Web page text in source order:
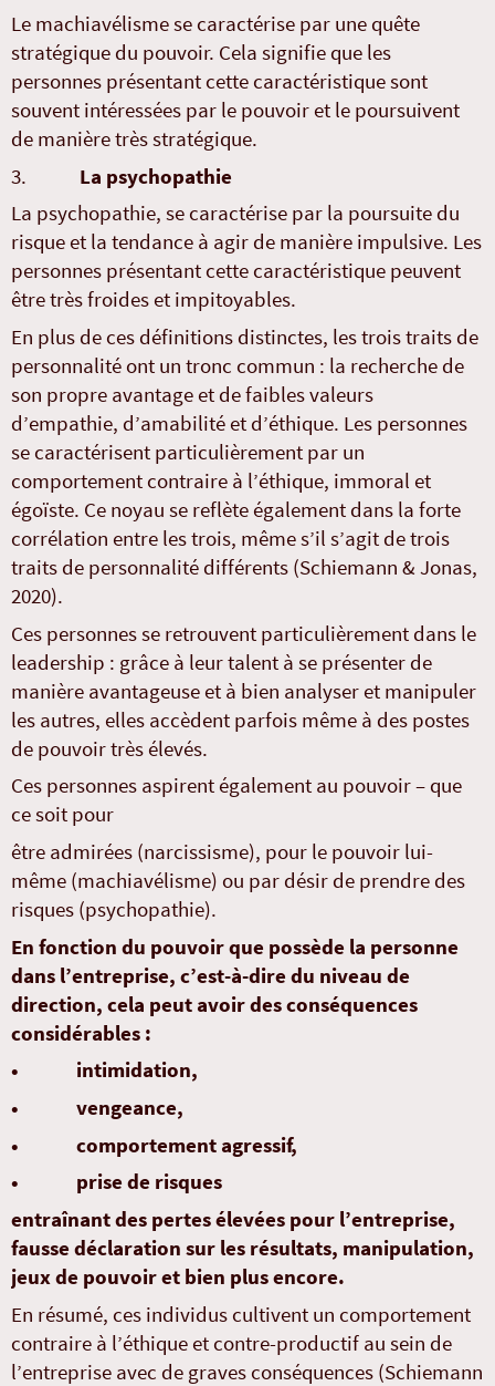
Le machiavélisme se caractérise par une quête
stratégique du pouvoir. Cela signifie que les
personnes présentant cette caractéristique sont
souvent intéressées par le pouvoir et le poursuivent
de manière très stratégique.
3. La psychopathie
La psychopathie, se caractérise par la poursuite du
risque et la tendance à agir de manière impulsive. Les
personnes présentant cette caractéristique peuvent
être très froides et impitoyables.
En plus de ces définitions distinctes, les trois traits de
personnalité ont un tronc commun : la recherche de
son propre avantage et de faibles valeurs
d’empathie, d’amabilité et d’éthique. Les personnes
se caractérisent particulièrement par un
comportement contraire à l’éthique, immoral et
égoïste. Ce noyau se reflète également dans la forte
corrélation entre les trois, même s’il s’agit de trois
traits de personnalité différents (Schiemann & Jonas,
2020).
Ces personnes se retrouvent particulièrement dans le
leadership : grâce à leur talent à se présenter de
manière avantageuse et à bien analyser et manipuler
les autres, elles accèdent parfois même à des postes
de pouvoir très élevés.
Ces personnes aspirent également au pouvoir – que
ce soit pour
être admirées (narcissisme), pour le pouvoir lui-
même (machiavélisme) ou par désir de prendre des
risques (psychopathie).
En fonction du pouvoir que possède la personne
dans l’entreprise, c’est-à-dire du niveau de
direction, cela peut avoir des conséquences
considérables :
• intimidation,
• vengeance,
• comportement agressif,
• prise de risques
entraînant des pertes élevées pour l’entreprise,
fausse déclaration sur les résultats, manipulation,
jeux de pouvoir et bien plus encore.
En résumé, ces individus cultivent un comportement
contraire à l’éthique et contre-productif au sein de
l’entreprise avec de graves conséquences (Schiemann